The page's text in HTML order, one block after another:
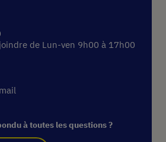
de Lun-ven 9h00 à 17h00
à toutes les questions ?